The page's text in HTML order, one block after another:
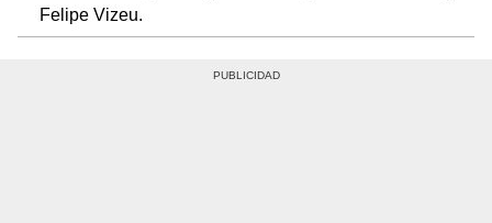
Felipe Vizeu.